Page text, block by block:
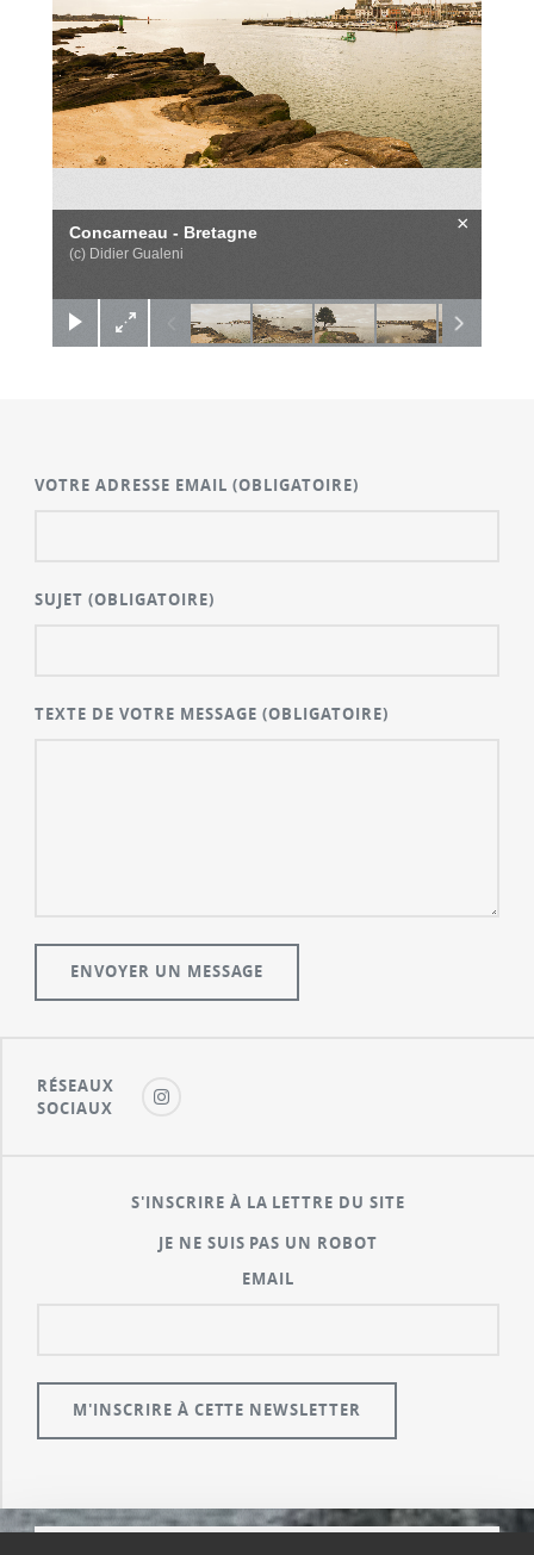
Concarneau - Bretagne
(c) Didier Gualeni
×
VOTRE ADRESSE EMAIL(OBLIGATOIRE)
SUJET(OBLIGATOIRE)
TEXTE DE VOTRE MESSAGE(OBLIGATOIRE)
RÉSEAUX
SOCIAUX
S'INSCRIRE À LA LETTRE DU SITE
JE NE SUIS PAS UN ROBOT
EMAIL